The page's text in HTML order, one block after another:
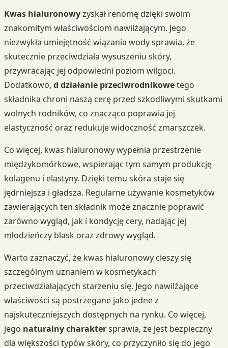
Kwas hialuronowyzyskał renomę dzięki swoim
znakomitym właściwościom nawilżającym. Jego
niezwykła umiejętność wiązania wody sprawia, że
skutecznie przeciwdziała wysuszeniu skóry,
przywracając jej odpowiedni poziom wilgoci.
Dodatkowo, d działanie przeciwrodnikowetego
składnika chroni naszą cerę przed szkodliwymi skutkami
wolnych rodników, co znacząco poprawia jej
elastyczność oraz redukuje widoczność zmarszczek.
Co więcej, kwas hialuronowy wypełnia przestrzenie
międzykomórkowe, wspierając tym samym produkcję
kolagenu i elastyny. Dzięki temu skóra staje się
jędrniejsza i gładsza. Regularne używanie kosmetyków
zawierających ten składnik może znacznie poprawić
zarówno wygląd, jak i kondycję cery, nadając jej
młodzieńczy blask oraz zdrowy wygląd.
Warto zaznaczyć, że kwas hialuronowy cieszy się
szczególnym uznaniem w kosmetykach
przeciwdziałających starzeniu się. Jego nawilżające
właściwości są postrzegane jako jedne z
najskuteczniejszych dostępnych na rynku. Co więcej,
jego naturalny charaktersprawia, że jest bezpieczny
dla większości typów skóry, co przyczyniło się do jego